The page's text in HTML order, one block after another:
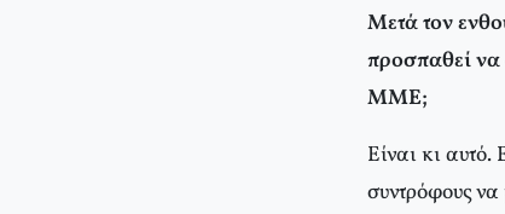
Μετά τον
προσπαθεί να
ΜΜΕ;
Είναι κι
συντρόφους